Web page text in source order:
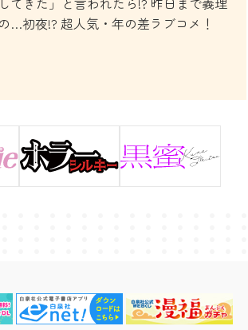
…初夜!? 超人気・年の差ラブコメ！